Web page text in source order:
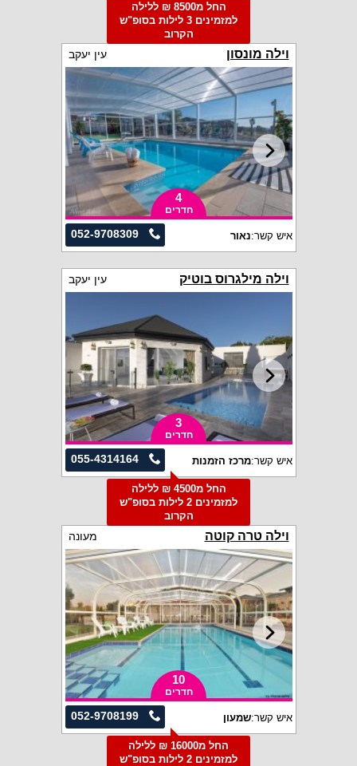
החל מ8500 ₪ ללילה
למזמינים 3 לילות בסופ"ש
הקרוב
וילה מונסון עין יעקב
4
חדרים
052-9708309 איש קשר:נאור
וילה מילגרוס בוטיק עין יעקב
3
חדרים
055-4314164 איש קשר:מרכז הזמנות
החל מ4500 ₪ ללילה
למזמינים 2 לילות בסופ"ש
הקרוב
וילה טרה קוטה מעונה
10
חדרים
052-9708199 איש קשר:שמעון
החל מ16000 ₪ ללילה
למזמינים 2 לילות בסופ"ש